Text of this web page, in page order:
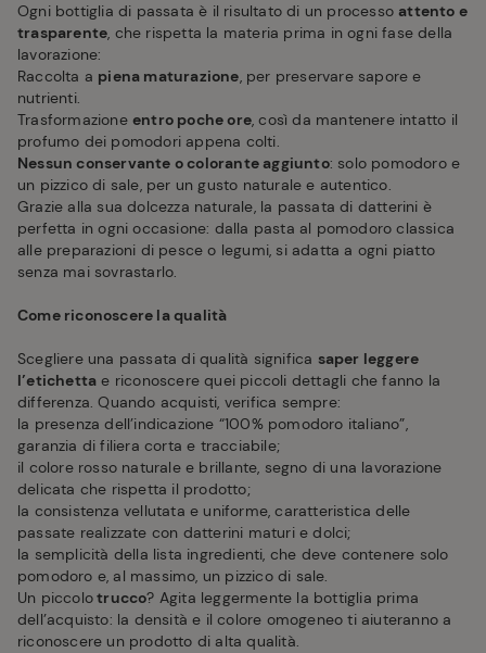
Ogni bottiglia di passata è il risultato di un processoattento e
trasparente, che rispetta la materia prima in ogni fase della
lavorazione:
Raccolta a piena maturazione, per preservare sapore e
nutrienti.
Trasformazione entro poche ore, così da mantenere intatto il
profumo dei pomodori appena colti.
Nessun conservante o colorante aggiunto: solo pomodoro e
un pizzico di sale, per un gusto naturale e autentico.
Grazie alla sua dolcezza naturale, la passata di datterini è
perfetta in ogni occasione: dalla pasta al pomodoro classica
alle preparazioni di pesce o legumi, si adatta a ogni piatto
senza mai sovrastarlo.
Come riconoscere la qualità
Scegliere una passata di qualità significa saper leggere
l’etichetta e riconoscere quei piccoli dettagli che fanno la
differenza. Quando acquisti, verifica sempre:
la presenza dell’indicazione “100% pomodoro italiano”,
garanzia di filiera corta e tracciabile;
il colore rosso naturale e brillante, segno di una lavorazione
delicata che rispetta il prodotto;
la consistenza vellutata e uniforme, caratteristica delle
passate realizzate con datterini maturi e dolci;
la semplicità della lista ingredienti, che deve contenere solo
pomodoro e, al massimo, un pizzico di sale.
Un piccolotrucco? Agita leggermente la bottiglia prima
dell’acquisto: la densità e il colore omogeneo ti aiuteranno a
riconoscere un prodotto di alta qualità.